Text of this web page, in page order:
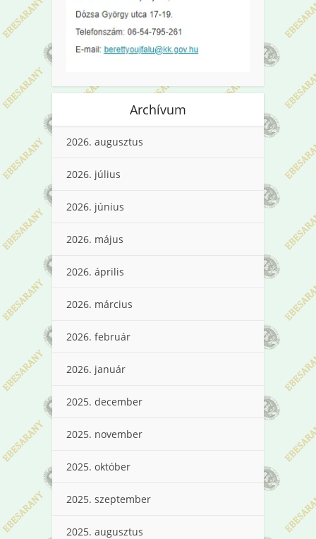
Archívum
2026. augusztus
2026. július
2026. június
2026. május
2026. április
2026. március
2026. február
2026. január
2025. december
2025. november
2025. október
2025. szeptember
2025. augusztus